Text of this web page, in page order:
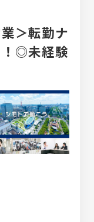
＞転勤ナ
！◎未経験